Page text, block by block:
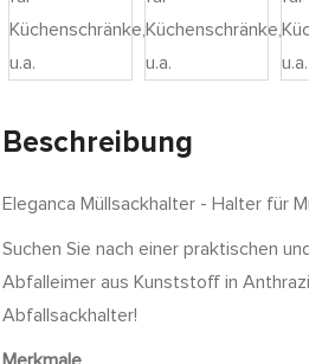
Beschreibung
Eleganca Müllsackhalter - Halter für
Suchen Sie nach einer praktischen
Abfalleimer aus Kunststoff in
Abfallsackhalter!